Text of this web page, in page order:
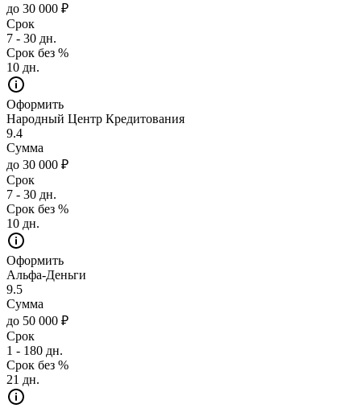
до 30 000 ₽
Срок
7 - 30 дн.
Срок без %
10 дн.
Оформить
Народный Центр Кредитования
9.4
Сумма
до 30 000 ₽
Срок
7 - 30 дн.
Срок без %
10 дн.
Оформить
Альфа-Деньги
9.5
Сумма
до 50 000 ₽
Срок
1 - 180 дн.
Срок без %
21 дн.